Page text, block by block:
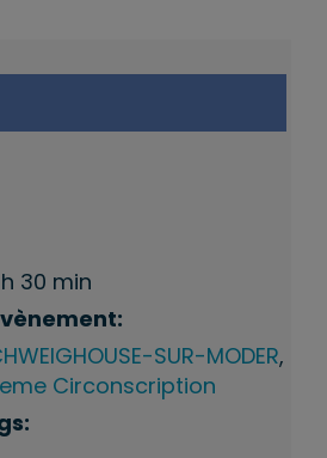
30 min
SUR-MODER,
Circonscription